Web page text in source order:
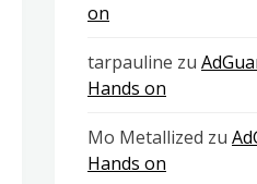
on
tarpauline zu
Hands on
Mo Metallized zu
Hands on